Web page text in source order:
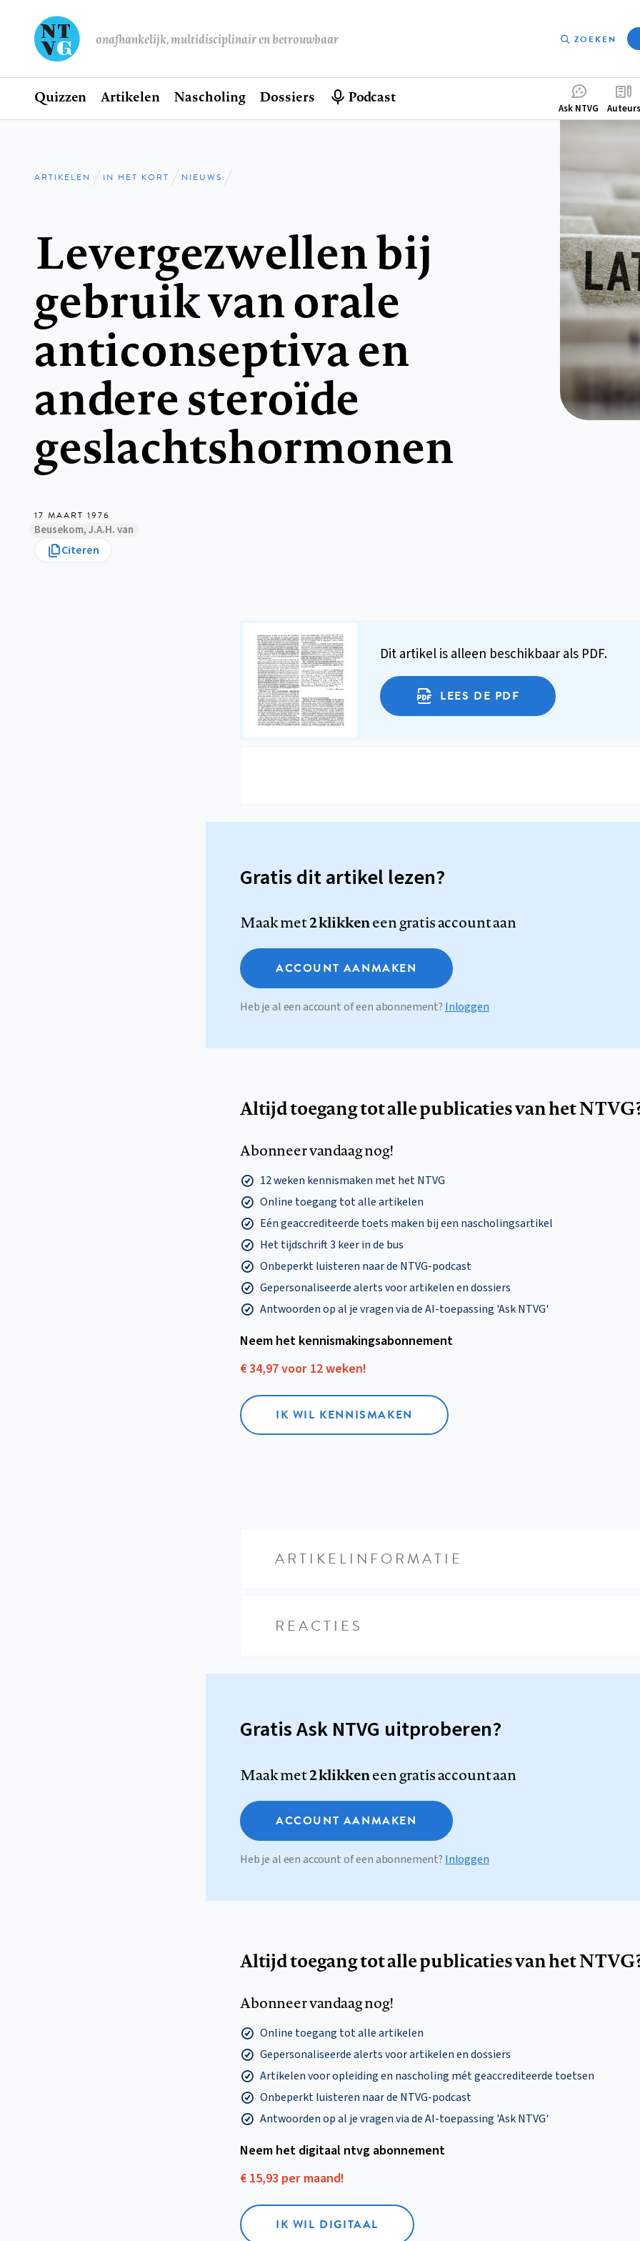
onafhankelijk, multidisciplinair en betrouwbaar ZOEKEN
Hoofdnavigatie
Home
Quizzen Artikelen Nascholing Dossiers Podcast
Ask NTVG Auteurs
Kruimelpad
ARTIKELEN IN HET KORT NIEUWS
Levergezwellen bij
gebruik van orale
anticonseptiva en
andere steroïde
geslachtshormonen
17 MAART 1976
Beusekom, J.A.H. van
Citeren
Dit artikel is alleen beschikbaar als PDF.
LEES DE PDF
Gratis dit artikel lezen?
Maak met2 klikkeneen gratis account aan
ACCOUNT AANMAKEN
Heb je al een account of een abonnement? Inloggen
Altijd toegang tot alle publicaties van het
Abonneer vandaag nog!
12 weken kennismaken met het NTVG
Online toegang tot alle artikelen
Eén geaccrediteerde toets maken bij een nascholingsartikel
Het tijdschrift 3 keer in de bus
Onbeperkt luisteren naar de NTVG-podcast
Gepersonaliseerde alerts voor artikelen en dossiers
Antwoorden op al je vragen via de AI-toepassing 'Ask NTVG'
Neem het kennismakings­abonnement
€ 34,97 voor 12 weken!
IK WIL KENNISMAKEN
ARTIKELINFORMATIE
REACTIES
Gratis Ask NTVG uitproberen?
Maak met2 klikkeneen gratis account aan
ACCOUNT AANMAKEN
Heb je al een account of een abonnement? Inloggen
Altijd toegang tot alle publicaties van het
Abonneer vandaag nog!
Online toegang tot alle artikelen
Gepersonaliseerde alerts voor artikelen en dossiers
Artikelen voor opleiding en nascholing mét geaccrediteerde toetsen
Onbeperkt luisteren naar de NTVG-podcast
Antwoorden op al je vragen via de AI-toepassing 'Ask NTVG'
Neem het digitaal ntvg abonnement
€ 15,93 per maand!
IK WIL DIGITAAL